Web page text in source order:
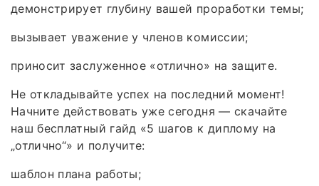
демонстрирует глубину вашей проработки темы;
вызывает уважение у членов комиссии;
приносит заслуженное «отлично» на защите.
Не откладывайте успех на последний момент!
Начните действовать уже сегодня — скачайте
наш бесплатный гайд «5 шагов к диплому на
„отлично“» и получите:
шаблон плана работы;